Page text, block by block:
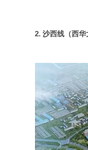
2. 沙西线（西